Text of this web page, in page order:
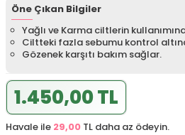
Öne Çıkan Bilgiler
Yağlı ve Karma ciltlerin
Ciltteki fazla sebumu kontrol
Gözenek karşıtı bakım sağlar.
1.450,00 TL
Havale ile 29,00 TL daha az ödeyin.